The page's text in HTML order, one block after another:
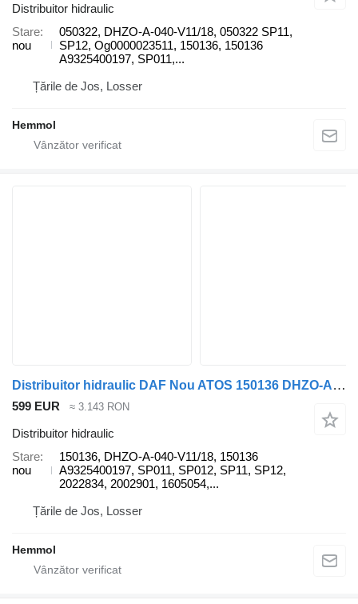
Distribuitor hidraulic
Stare
nou
050322, DHZO-A-040-V11/18, 050322 SP11,
SP12, Og0000023511, 150136, 150136
A9325400197, SP011,...
Țările de Jos, Losser
Hemmol
Distribuitor hidraulic DAF Nou ATOS 150136 DHZO-A-040-V11/18 pentru camion DAF
599 EUR ≈ 3.143 RON
Distribuitor hidraulic
Stare
nou
150136, DHZO-A-040-V11/18, 150136
A9325400197, SP011, SP012, SP11, SP12,
2022834, 2002901, 1605054,...
Țările de Jos, Losser
Hemmol